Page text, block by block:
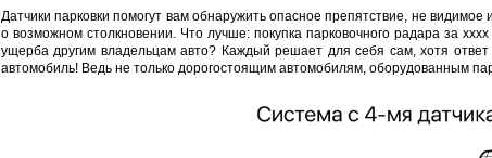
Датчики парковки помогут вам обнаружить опасное препятствие, не
о возможном столкновении. Что лучше: покупка парковочного радара за
ущерба другим владельцам авто? Каждый решает для себя сам, хотя
автомобиль! Ведь не только дорогостоящим автомобилям, оборудованным